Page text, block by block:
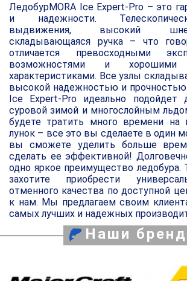
ЛедобурMORA Ice Expert-Pro – это
и надежности.
выдвижения, высокий
складывающаяся ручка – что
отличается превосходными
возможностями и хорошими
характеристиками. Все узлы
высокой надежностью и
Ice Expert-Pro идеально подойдет
суровой зимой и многослойным
будете тратить много времени на
лунок – все это вы сделаете в один
вы сможете уделить больше
сделать ее эффективной!
одно яркое преимущество ледобура.
захотите приобрести
отменного качества по доступной
к нам. Мы предлагаем своим
самых лучших и надежных
Наши